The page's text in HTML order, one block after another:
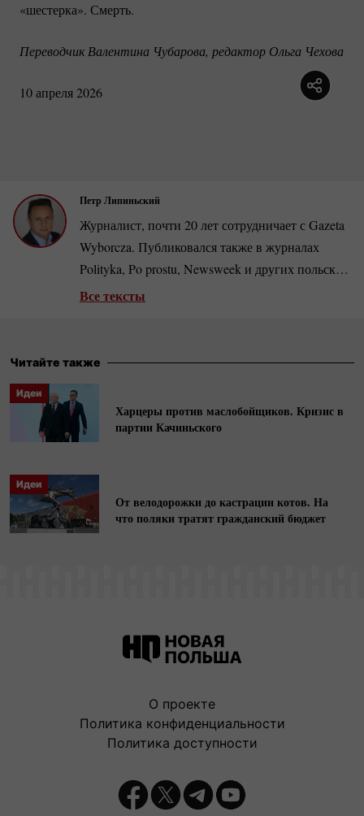
«шестерка». Смерть.
Переводчик Валентина Чубарова, редактор Ольга Чехова
10 апреля 2026
Петр Липиньский
Журналист, почти 20 лет сотрудничает с Gazeta
Wyborcza. Публиковался также в журналах
Polityka, Po prostu, Newsweek и других польских
и зарубежных изданиях. Автор документальных
«Берут. Когда партия была богом», «Абсудры
журналистских премий, включен в список ста
лучших польских репортеров.
Все тексты
Читайте также
Идеи
Харцеры против маслобойщиков. Кризис в
партии Качиньского
Идеи
От велодорожки до кастрации котов. На
что поляки тратят гражданский бюджет
О проекте
Политика конфиденциальности
Политика доступности